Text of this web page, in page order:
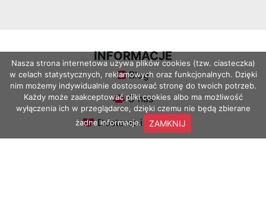
drewniane
Komody
INFORMACJE
Blog
O nas
Dostawa i płatność
Nasza strona internetowa używa plików cookies (tzw. ciasteczka)
w celach statystycznych, reklamowych oraz funkcjonalnych. Dzięki
nim możemy indywidualnie dostosować stronę do twoich potrzeb.
Każdy może zaakceptować pliki cookies albo ma możliwość
wyłączenia ich w przeglądarce, dzięki czemu nie będą zbierane
żadne informacje.
ZAMKNIJ